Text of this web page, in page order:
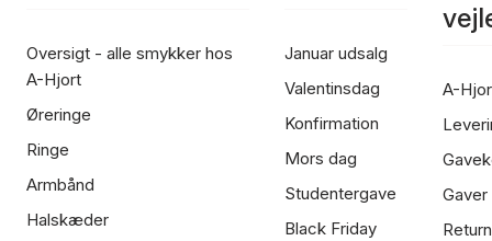
Oversigt - alle smykker hos
A-Hjort
Øreringe
Ringe
Armbånd
Halskæder
Januar udsalg
Valentinsdag
Konfirmation
Mors dag
Studentergave
Black Friday
A-